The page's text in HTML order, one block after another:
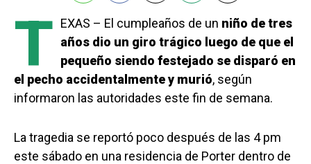
T EXAS – El cumpleaños de un niño de tres
años dio un giro trágico luego de que el
pequeño siendo festejado se disparó en
el pecho accidentalmente y murió, según
informaron las autoridades este fin de semana.
La tragedia se reportó poco después de las 4 pm
este sábado en una residencia de Porter dentro de